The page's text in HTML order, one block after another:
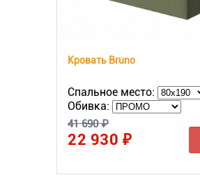
Кровать Bruno
Спальное место:
Обивка:
41 690 ₽
22 930 ₽